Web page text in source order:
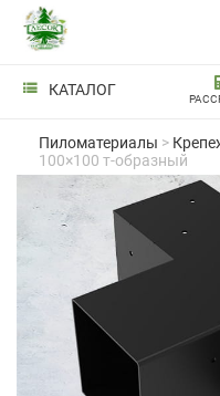
КАТАЛОГ
Пиломатериалы >
100×100 т-образный